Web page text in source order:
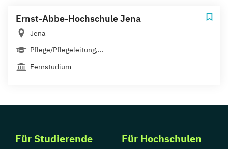
Ernst-Abbe-Hochschule Jena
Jena
Pflege/Pflegeleitung,...
Fernstudium
Für Studierende Für Hochschulen